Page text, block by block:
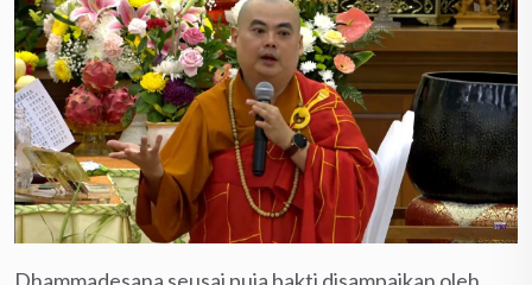
Dhammadesana seusai puja bakti disampaikan oleh